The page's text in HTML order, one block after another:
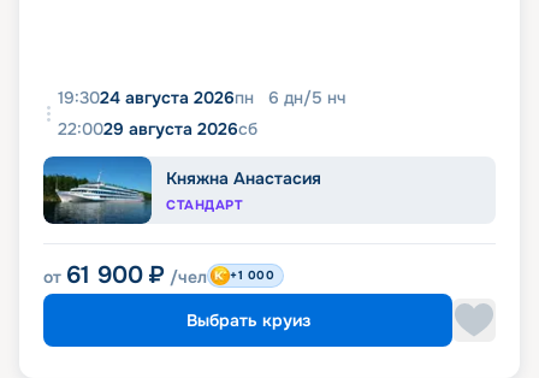
19:3024 августа 2026пн 6 дн/5 нч
22:0029 августа 2026сб
Княжна Анастасия
СТАНДАРТ
от 61 900 ₽ /чел +1 000
Выбрать круиз